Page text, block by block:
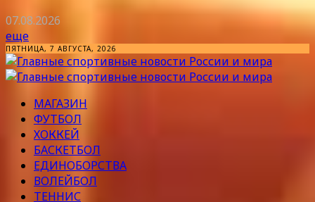
07.08.2026
еще
ПЯТНИЦА, 7 АВГУСТА, 2026
МАГАЗИН
ФУТБОЛ
ХОККЕЙ
БАСКЕТБОЛ
ЕДИНОБОРСТВА
ВОЛЕЙБОЛ
ТЕННИС